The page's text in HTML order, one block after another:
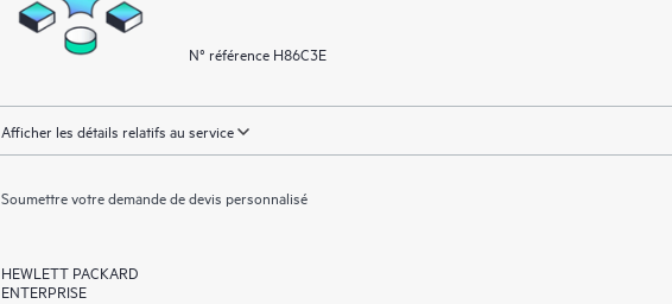
N° référence H86C3E
Afficher les détails relatifs au service
Soumettre votre demande de devis personnalisé
HEWLETT PACKARD
ENTERPRISE